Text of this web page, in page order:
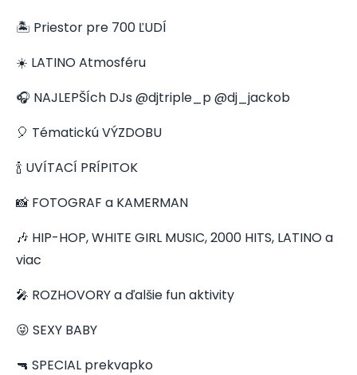
🏝️ Priestor pre 700 ĽUDÍ
☀️ LATINO Atmosféru
🎧 NAJLEPŠÍch DJs @djtriple_p @dj_jackob
🎈 Tématickú VÝZDOBU
🍾 UVÍTACÍ PRÍPITOK
📸 FOTOGRAF a KAMERMAN
🎶 HIP-HOP, WHITE GIRL MUSIC, 2000 HITS, LATINO a
viac
🎤 ROZHOVORY a ďalšie fun aktivity
😜 SEXY BABY
🔫 SPECIAL prekvapko